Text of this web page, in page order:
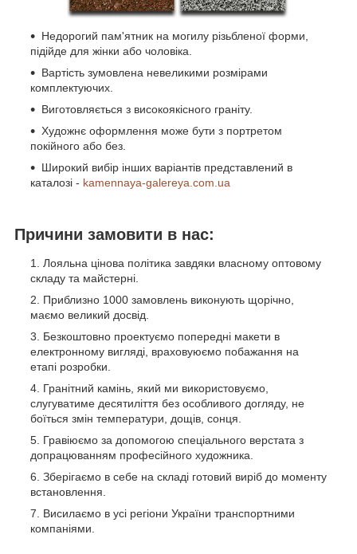
Недорогий пам'ятник на могилу різьбленої форми,
підійде для жінки або чоловіка.
Вартість зумовлена невеликими розмірами
комплектуючих.
Виготовляється з високоякісного граніту.
Художнє оформлення може бути з портретом
покійного або без.
Широкий вибір інших варіантів представлений в
каталозі - kamennaya-galereya.com.ua
Причини замовити в нас:
Лояльна цінова політика завдяки власному оптовому
складу та майстерні.
Приблизно 1000 замовлень виконують щорічно,
маємо великий досвід.
Безкоштовно проектуємо попередні макети в
електронному вигляді, враховуюємо побажання на
етапі розробки.
Гранітний камінь, який ми використовуємо,
слугуватиме десятиліття без особливого догляду, не
боїться змін температури, дощів, сонця.
Гравіюємо за допомогою спеціального верстата з
допрацюванням професійного художника.
Зберігаємо в себе на складі готовий виріб до моменту
встановлення.
Висилаємо в усі регіони України транспортними
компаніями.